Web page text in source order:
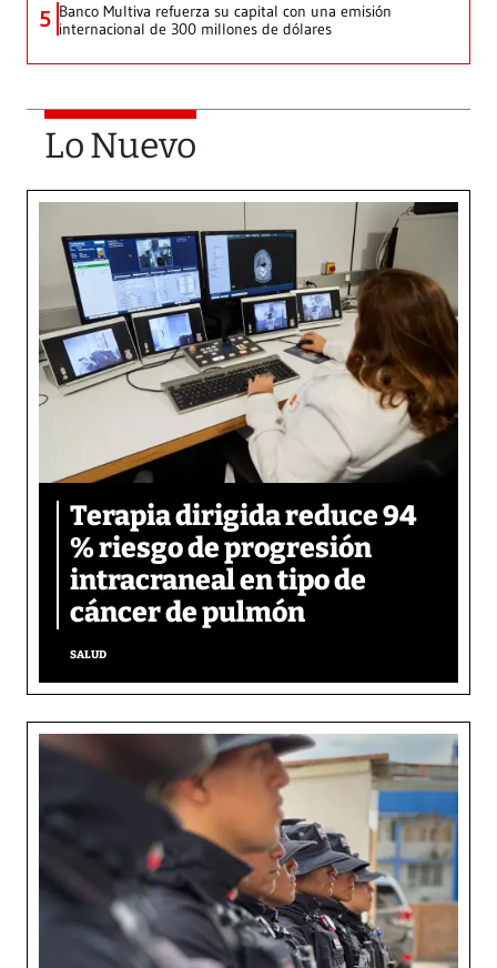
5 Banco Multiva refuerza su capital con una emisión
internacional de 300 millones de dólares
Lo Nuevo
Terapia dirigida reduce 94
% riesgo de progresión
intracraneal en tipo de
cáncer de pulmón
SALUD